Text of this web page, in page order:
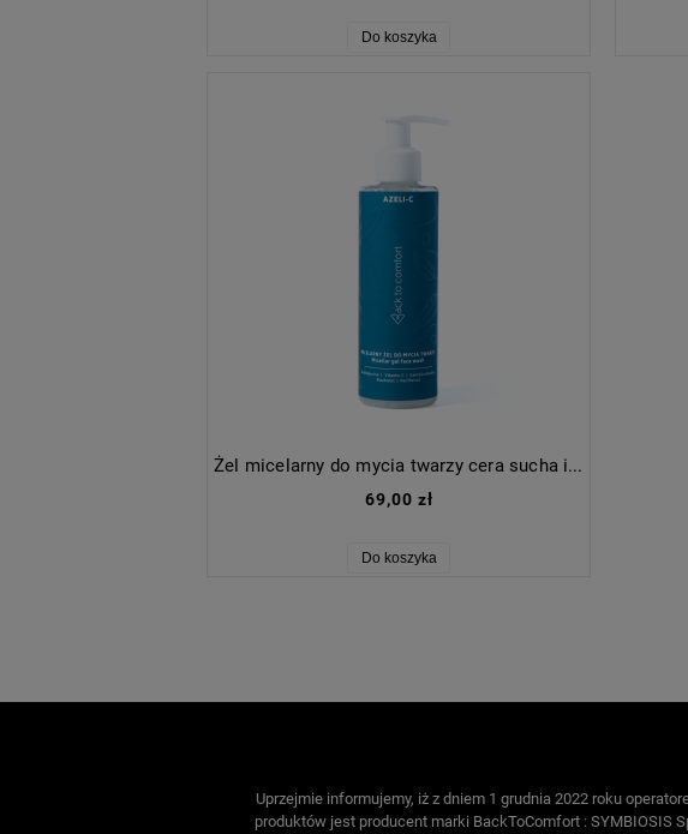
Do koszyka
Żel micelarny do mycia twarzy cera sucha i wrażliwa
69,00 zł
Do koszyka
Uprzejmie informujemy, iż z dniem 1 grudnia 2022 roku
produktów jest producent marki BackToComfort : SYMBIOSIS